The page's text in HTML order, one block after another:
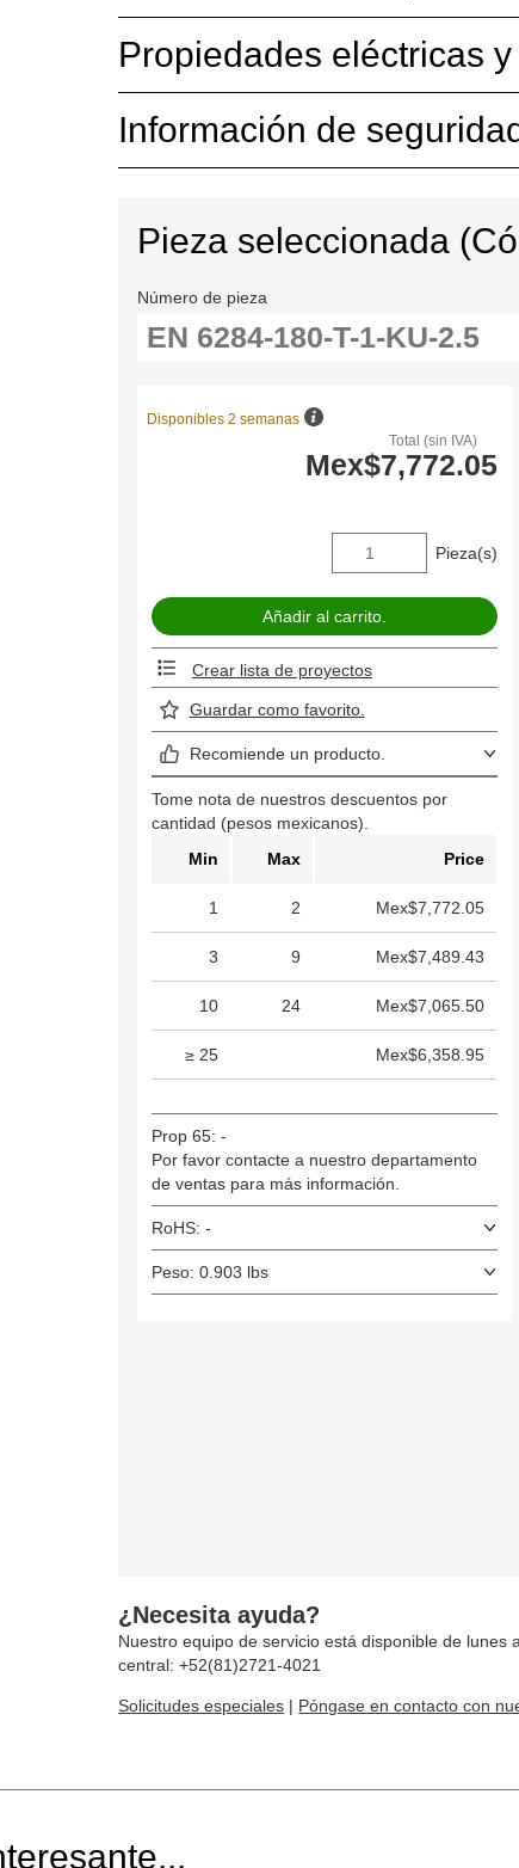
Propiedades eléctricas
Información de
Pieza seleccionada
Número de pieza
Total (sin IVA)
Mex$7,772.05
Disponibles 2 semanas
Pieza(s)
Crear lista de proyectos
Guardar como favorito.
Recomiende un producto.
Tome nota de nuestros descuentos por
cantidad (pesos mexicanos).
Min
Max Price
1 2 Mex$7,772.05
3 9 Mex$7,489.43
10 24 Mex$7,065.50
≥ 25 Mex$6,358.95
Prop 65: -
Por favor contacte a nuestro departamento
de ventas para más información.
RoHS: -
Peso: 0.903 lbs
¿Necesita ayuda?
Nuestro equipo de servicio está disponible de
central: +52(81)2721-4021
Solicitudes especiales | Póngase en contacto con